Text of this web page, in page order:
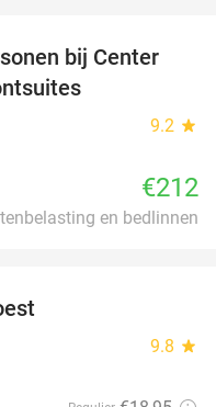
bij Center
9.2 star
€212
en bedlinnen
9.8 star